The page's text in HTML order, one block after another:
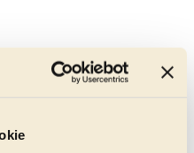
per preparare basi torte di
sia per dolci a